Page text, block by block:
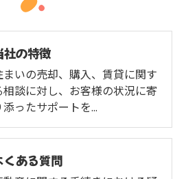
社の特徴
まいの売却、購入、賃貸に関す
相談に対し、お客様の状況に寄
添ったサポートを…
くある質問